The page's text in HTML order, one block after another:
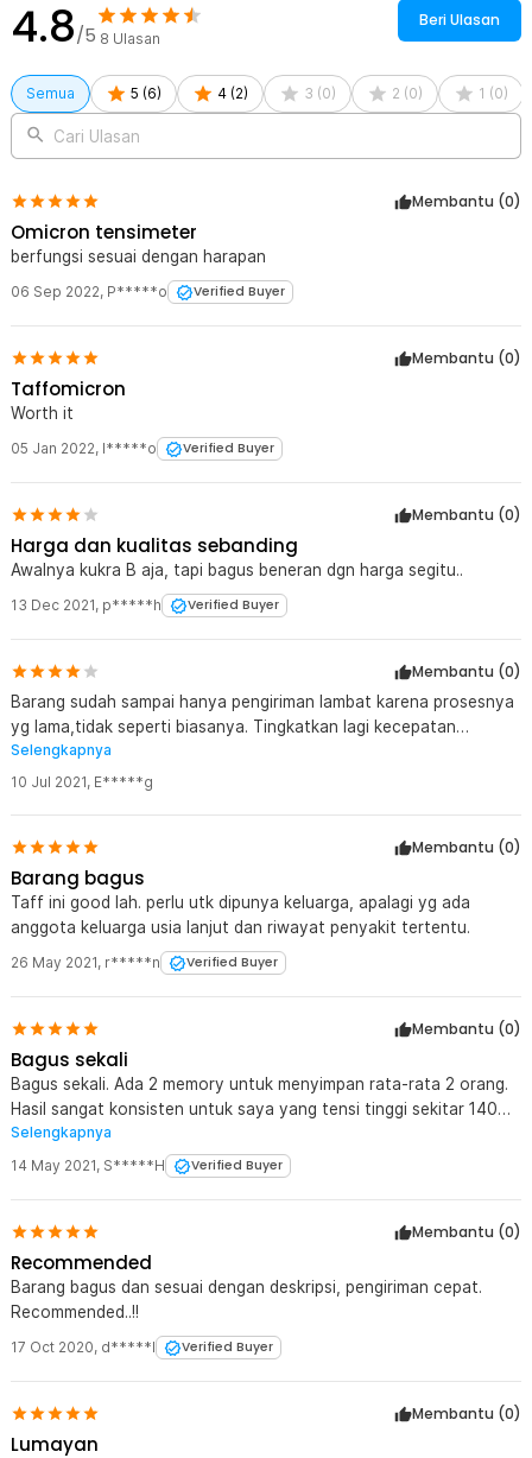
4.8/5 8 Ulasan
Beri Ulasan
Semua 5 (6) 4 (2) 3 (0) 2 (0) 1 (0)
Cari Ulasan
Membantu (0)
Omicron tensimeter
berfungsi sesuai dengan harapan
06 Sep 2022, P*****o Verified Buyer
Membantu (0)
Taffomicron
Worth it
05 Jan 2022, I*****o Verified Buyer
Membantu (0)
Harga dan kualitas sebanding
Awalnya kukra B aja, tapi bagus beneran dgn harga segitu..
13 Dec 2021, p*****h Verified Buyer
Membantu (0)
Barang sudah sampai hanya pengiriman lambat karena prosesnya
yg lama,tidak seperti biasanya. Tingkatkan lagi kecepatan
prosesnya ya gan
Selengkapnya
10 Jul 2021, E*****g
Membantu (0)
Barang bagus
Taff ini good lah. perlu utk dipunya keluarga, apalagi yg ada
anggota keluarga usia lanjut dan riwayat penyakit tertentu.
26 May 2021, r*****n Verified Buyer
Membantu (0)
Bagus sekali
Bagus sekali. Ada 2 memory untuk menyimpan rata-rata 2 orang.
Hasil sangat konsisten untuk saya yang tensi tinggi sekitar 140
dan istri yang tensi rendah sekitar 100, naik turun 5-10mmHG.
Saat bangun tidur, tensi konsisten rendah. Akan beli lagi 2
menunggu stok toko jakarta utara.
Selengkapnya
14 May 2021, S*****H Verified Buyer
Membantu (0)
Recommended
Barang bagus dan sesuai dengan deskripsi, pengiriman cepat.
Recommended..!!
17 Oct 2020, d*****l Verified Buyer
Membantu (0)
Lumayan